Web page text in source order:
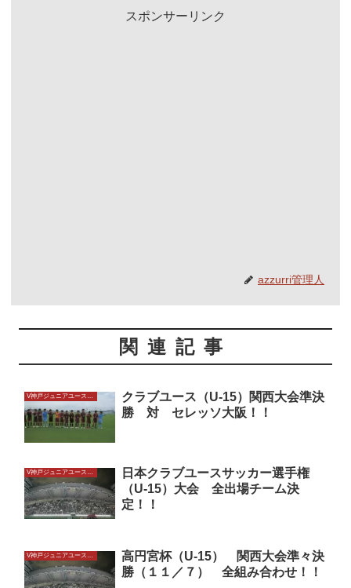
スポンサーリンク
azzurri管理人
関連記事
クラブユース（U-15）関西大会準決
勝 対 セレッソ大阪！！
V神戸ジュニアユースU15
日本クラブユースサッカー選手権
（U-15）大会 全出場チーム決
定！！
V神戸ジュニアユースU15
高円宮杯（U-15） 関西大会準々決
勝（１１／７） 全組み合わせ！！